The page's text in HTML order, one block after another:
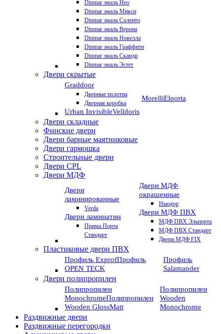
Dinmar эмаль Нео
Dinmar эмаль Микси
Dinmar эмаль Соленто
Dinmar эмаль Верона
Dinmar эмаль Новелла
Dinmar эмаль Граффити
Dinmar эмаль Сканди
Dinmar эмаль Эстет
Двери скрытые
Graddoor
Дверные полотна
Дверная коробка
Urban InvisibleVelldoris
MorelliElporta
Двери складные
Финские двери
Двери барные маятниковые
Двери гармошка
Строительные двери
Двери CРL
Двери МДФ
Двери
ламинированные
Verda
Двери ламинатин
Прима Порта
Стандарт
Двери МДФ
окрашенные
Ньюдор
Двери МДФ ПВХ
МДФ ПВХ Эльпорта
МДФ ПВХ Стандарт
Двери МДФ FIX
Пластиковые двери ПВХ
Профиль ExprofПрофиль
OPEN TECK
Профиль
Salamander
Двери полипропилен
Полипропилен
MonochromeПолипропилен
Wooden GlossMatt
Полипропилен
Wooden
Monochrome
Раздвижные двери
Раздвижные перегородки